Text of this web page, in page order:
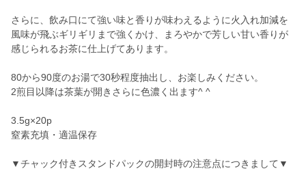
さらに、飲み口にて強い味と香りが味わえるように火入れ加減を
風味が飛ぶギリギリまで強くかけ、まろやかで芳しい甘い香りが
感じられるお茶に仕上げてあります。
80から90度のお湯で30秒程度抽出し、お楽しみください。
2煎目以降は茶葉が開きさらに色濃く出ます^ ^
3.5g×20p
窒素充填・適温保存
▼チャック付きスタンドパックの開封時の注意点につきまして▼